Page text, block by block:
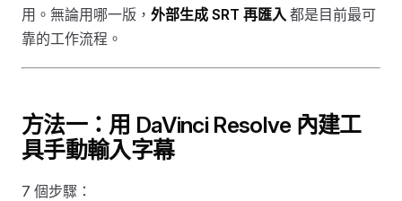
用。無論用哪一版， 外部生成 SRT 再匯入 都是目前最可
靠的工作流程。
方法一：用 DaVinci Resolve 內建工
具手動輸入字幕
7 個步驟：